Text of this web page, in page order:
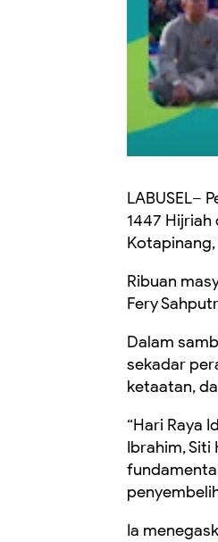
LABUSEL–
1447 Hijriah
Ribuan
Fery
Dalam
sekadar
ketaatan,
“Hari Raya
Ibrahim,
Ia